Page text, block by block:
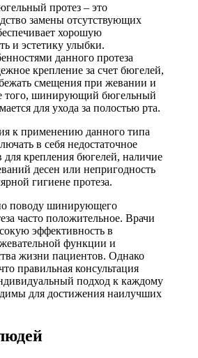
протез – это
замены отсутствующих
хорошую
и эстетику улыбки.
данного протеза
крепление за счет бюгелей,
смещения при жевании и
того, шинирующий бюгельный
для ухода за полостью рта.
к применению данного типа
в себя недостаточное
для крепления бюгелей, наличие
десен или непригодность
гигиене протеза.
поводу шинирующего
часто положительное. Врачи
эффективность в
функции и
жизни пациентов. Однако
правильная консультация
подход к каждому
для достижения наилучших